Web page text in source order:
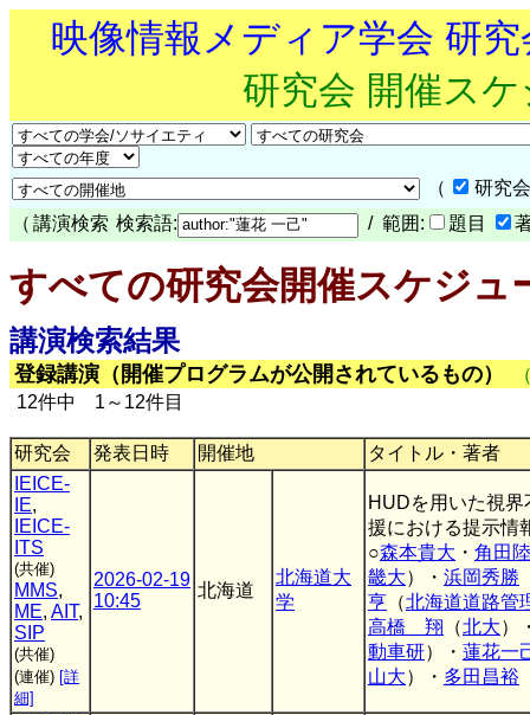
映像情報メディア学会 研
研究会 開催ス
（
研究
（ 講演検索 検索語: / 範囲: 題目
すべての研究会開催スケジュ
講演検索結果
登録講演（開催プログラムが公開されているもの）
12件中 1～12件目
研究会 発表日時 開催地
タイトル・著者
IEICE-
IE,
IEICE-
ITS
(共催)
MMS,
ME, AIT,
SIP
(共催)
(連催) [詳
細]
2026-02-19
10:45
北海道
北海道大
学
HUDを用いた視
援における提示情
○森本貴大 ・ 角田
畿大）・ 浜岡秀勝
亨 （北海道道路管
高橋 翔 （北大）
動車研）・ 蓮花一
山大）・ 多田昌裕